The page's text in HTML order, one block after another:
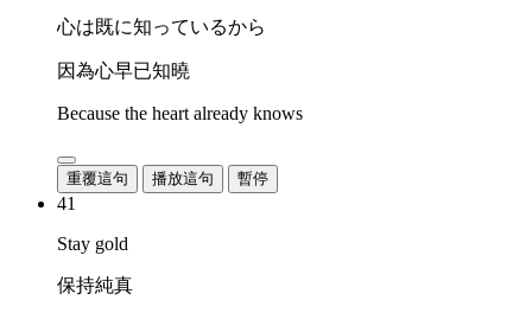
心は既に知っているから
因為心早已知曉
Because the heart already knows
重覆這句 播放這句 暫停
41
Stay gold
保持純真